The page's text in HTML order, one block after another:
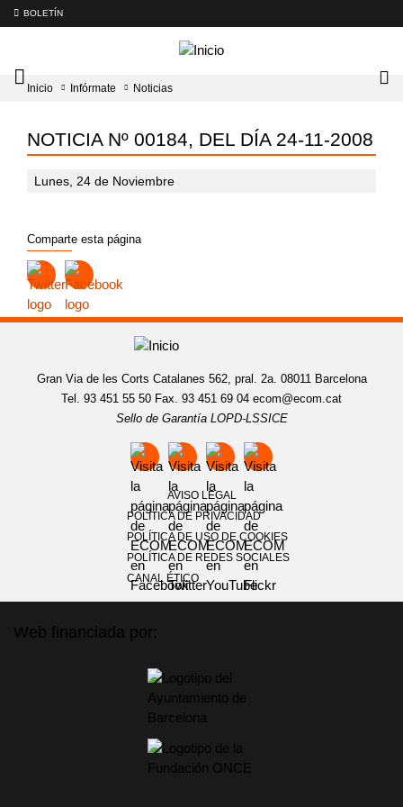
BOLETÍN
Intercambiador
del
principal
Inicio Infórmate Noticias
NOTICIA Nº 00184, DEL DÍA 24-11-2008
Lunes, 24 de Noviembre
Comparte esta página
Gran Via de les Corts Catalanes 562, pral. 2a. 08011 Barcelona
Tel. 93 451 55 50 Fax. 93 451 69 04 ecom@ecom.cat
Sello de Garantía LOPD-LSSICE
AVISO LEGAL
POLÍTICA DE PRIVACIDAD
POLÍTICA DE USO DE COOKIES
POLÍTICA DE REDES SOCIALES
CANAL ÉTICO
Web financiada por: